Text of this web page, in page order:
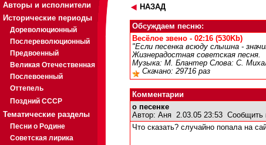
Авторы и исполнители
Исторические периоды
Дореволюционный
Послереволюционный
Предвоенный
Великая Отечественная
Послевоенный
Оттепель
Поздний СССР
Тематические разделы
Песни о Родине
Советская лирика
НАЗАД
Обсуждаем песню:
Весёлое звено - 02:16 (530Kb)
"Если песенка всюду слышна -
Жизнерадостная советская песня.
Музыка: М. Блантер Слова: С.
Скачано: 29716 раз
Комментарии
о песенке
Автор: Аня 2.03.05 23:53 Сообщить
Что сказать? случайно попала на